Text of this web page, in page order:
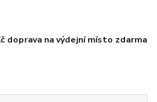
doprava na výdejní místo zdarma